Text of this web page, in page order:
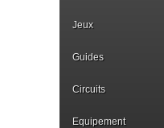
Jeux
Guides
Circuits
Equipement